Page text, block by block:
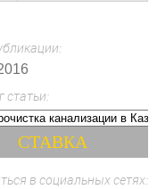
статьи:
в социальных сетях: